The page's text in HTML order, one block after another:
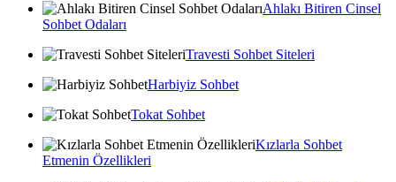
Ahlakı Bitiren Cinsel
Sohbet Odaları
Travesti Sohbet Siteleri
Harbiyiz Sohbet
Tokat Sohbet
Kızlarla Sohbet
Etmenin Özellikleri